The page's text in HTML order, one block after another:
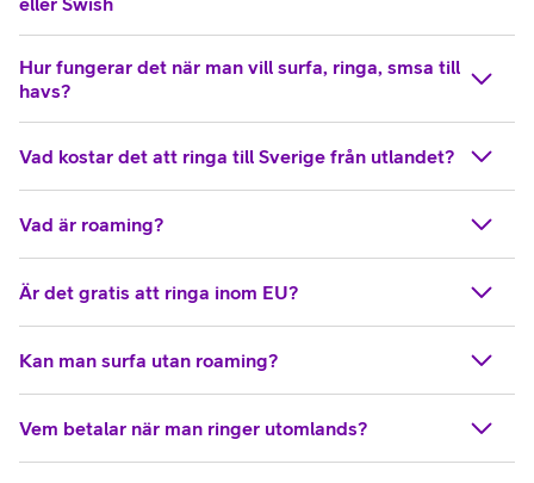
Hur fungerar det när man vill surfa, ringa, smsa till
havs?
Vad kostar det att ringa till Sverige från utlandet?
Vad är roaming?
Är det gratis att ringa inom EU?
Kan man surfa utan roaming?
Vem betalar när man ringer utomlands?